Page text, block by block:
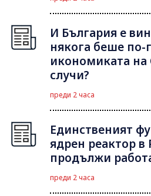
И България е
някога беше по-
икономиката
случи?
преди 2 часа
Единственият
ядрен реактор
продължи
преди 2 часа